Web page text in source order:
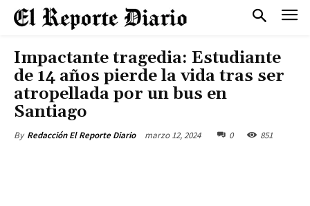
Impactante tragedia: Estudiante
de 14 años pierde la vida tras ser
atropellada por un bus en
Santiago
By Redacción El Reporte Diario marzo 12, 2024 0 851